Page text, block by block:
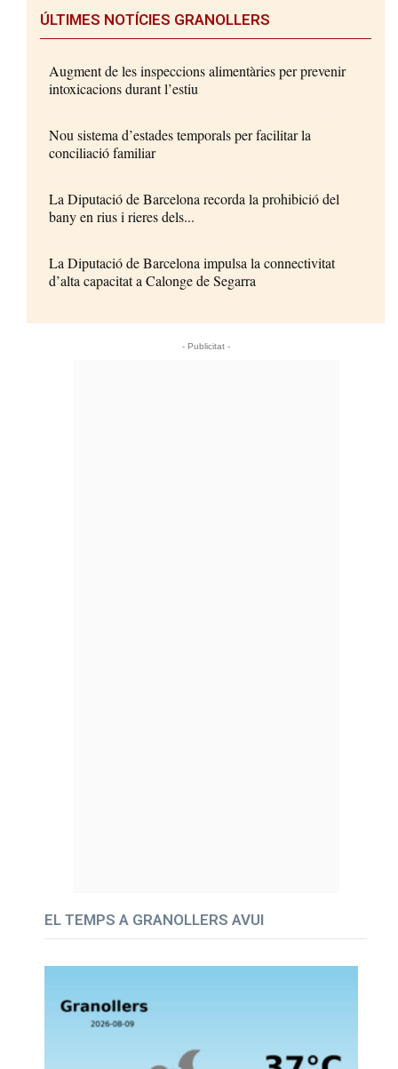
ÚLTIMES NOTÍCIES GRANOLLERS
Augment de les inspeccions alimentàries per prevenir
intoxicacions durant l’estiu
Nou sistema d’estades temporals per facilitar la
conciliació familiar
La Diputació de Barcelona recorda la prohibició del
bany en rius i rieres dels...
La Diputació de Barcelona impulsa la connectivitat
d’alta capacitat a Calonge de Segarra
- Publicitat -
EL TEMPS A GRANOLLERS AVUI